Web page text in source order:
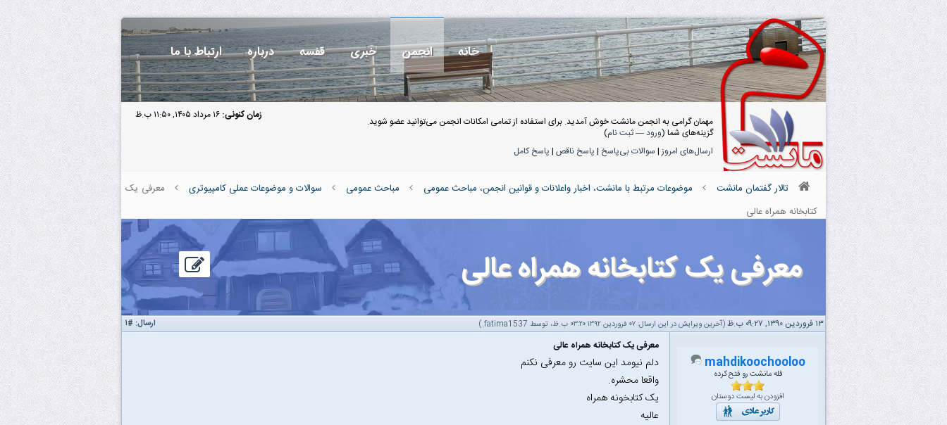
خانه انجمن خبری قفسه درباره ارتباط با ما
زمان کنونی: ۱۶ مرداد ۱۴۰۵, ۱۱:۵۰ ب.ظ
مهمان گرامی به انجمن مانشت خوش آمدید. برای استفاده از تمامی امکانات انجمن می‌توانید عضو شوید.
گزینه‌های شما (ورود—ثبت نام)
ارسال‌های امروز| سوالات بی‌پاسخ | پاسخ ناقص | پاسخ کامل
تالار گفتمان مانشت موضوعات مرتبط با مانشت، اخبار واعلانات و قوانین انجمن، مباحث عمومی مباحث عمومی سوالات و موضوعات عملی کامپیوتری
معرفی یک
کتابخانه همراه عالی
معرفی یک کتابخانه همراه عالی
ارسال: #۱ ۱۳ فروردین ۱۳۹۰, ۰۹:۲۷ ب.ظ (آخرین ویرایش در این ارسال: ۰۷ فروردین ۱۳۹۲ ۰۳:۲۰ ب.ظ، توسط fatima1537
.)
mahdikoochooloo
قله مانشت رو فتح کرده
افزودن به لیست دوستان
معرفی یک کتابخانه همراه عالی
دلم نیومد این سایت رو معرفی نکنم
واقعا محشره.
یک کتابخونه همراه
عالیه